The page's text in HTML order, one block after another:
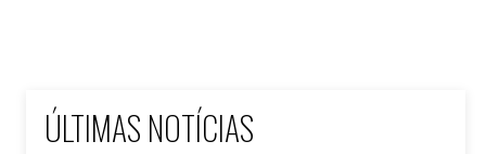
ÚLTIMAS NOTÍCIAS